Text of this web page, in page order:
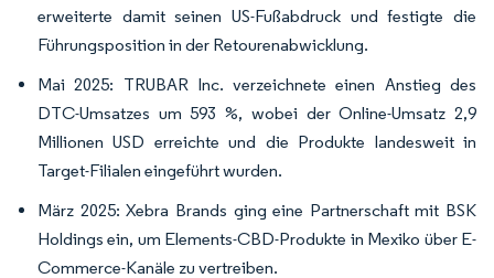
erweiterte damit seinen US-Fußabdruck und festigte die
Führungsposition in der Retourenabwicklung.
Mai 2025: TRUBAR Inc. verzeichnete einen Anstieg des
DTC-Umsatzes um 593 %, wobei der Online-Umsatz 2,9
Millionen USD erreichte und die Produkte landesweit in
Target-Filialen eingeführt wurden.
März 2025: Xebra Brands ging eine Partnerschaft mit BSK
Holdings ein, um Elements-CBD-Produkte in Mexiko über E-
Commerce-Kanäle zu vertreiben.